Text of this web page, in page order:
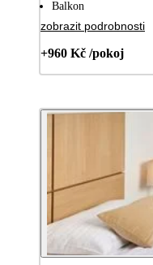
Balkon
zobrazit podrobnosti
+960 Kč /pokoj